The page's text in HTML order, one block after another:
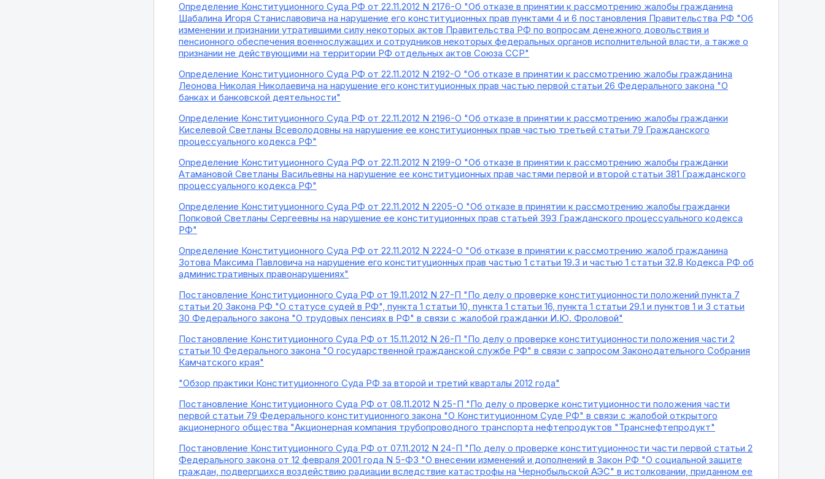
Определение Конституционного Суда РФ от 22.11.2012 N 2176-О "Об отказе в принятии к рассмотрению жалобы гражданина
Шабалина Игоря Станиславовича на нарушение его конституционных прав пунктами 4 и 6 постановления Правительства РФ "Об
изменении и признании утратившими силу некоторых актов Правительства РФ по вопросам денежного довольствия и
пенсионного обеспечения военнослужащих и сотрудников некоторых федеральных органов исполнительной власти, а также о
признании не действующими на территории РФ отдельных актов Союза ССР"
Определение Конституционного Суда РФ от 22.11.2012 N 2192-О "Об отказе в принятии к рассмотрению жалобы гражданина
Леонова Николая Николаевича на нарушение его конституционных прав частью первой статьи 26 Федерального закона "О
банках и банковской деятельности"
Определение Конституционного Суда РФ от 22.11.2012 N 2196-О "Об отказе в принятии к рассмотрению жалобы гражданки
Киселевой Светланы Всеволодовны на нарушение ее конституционных прав частью третьей статьи 79 Гражданского
процессуального кодекса РФ"
Определение Конституционного Суда РФ от 22.11.2012 N 2199-О "Об отказе в принятии к рассмотрению жалобы гражданки
Атамановой Светланы Васильевны на нарушение ее конституционных прав частями первой и второй статьи 381 Гражданского
процессуального кодекса РФ"
Определение Конституционного Суда РФ от 22.11.2012 N 2205-О "Об отказе в принятии к рассмотрению жалобы гражданки
Попковой Светланы Сергеевны на нарушение ее конституционных прав статьей 393 Гражданского процессуального кодекса
РФ"
Определение Конституционного Суда РФ от 22.11.2012 N 2224-О "Об отказе в принятии к рассмотрению жалоб гражданина
Зотова Максима Павловича на нарушение его конституционных прав частью 1 статьи 19.3 и частью 1 статьи 32.8 Кодекса РФ об
административных правонарушениях"
Постановление Конституционного Суда РФ от 19.11.2012 N 27-П "По делу о проверке конституционности положений пункта 7
статьи 20 Закона РФ "О статусе судей в РФ", пункта 1 статьи 10, пункта 1 статьи 16, пункта 1 статьи 29.1 и пунктов 1 и 3 статьи
30 Федерального закона "О трудовых пенсиях в РФ" в связи с жалобой гражданки И.Ю. Фроловой"
Постановление Конституционного Суда РФ от 15.11.2012 N 26-П "По делу о проверке конституционности положения части 2
статьи 10 Федерального закона "О государственной гражданской службе РФ" в связи с запросом Законодательного Собрания
Камчатского края"
"Обзор практики Конституционного Суда РФ за второй и третий кварталы 2012 года"
Постановление Конституционного Суда РФ от 08.11.2012 N 25-П "По делу о проверке конституционности положения части
первой статьи 79 Федерального конституционного закона "О Конституционном Суде РФ" в связи с жалобой открытого
акционерного общества "Акционерная компания трубопроводного транспорта нефтепродуктов "Транснефтепродукт"
Постановление Конституционного Суда РФ от 07.11.2012 N 24-П "По делу о проверке конституционности части первой статьи 2
Федерального закона от 12 февраля 2001 года N 5-ФЗ "О внесении изменений и дополнений в Закон РФ "О социальной защите
граждан, подвергшихся воздействию радиации вследствие катастрофы на Чернобыльской АЭС" в истолковании, приданном ее